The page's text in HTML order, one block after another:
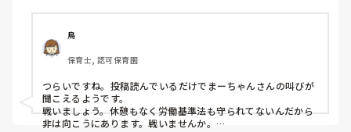
離れる、部屋から離れる時間が少しでも欲しい…。年明ける
前はできた。それがなくなって雑用は溜まる、子ども達と丁
寧に関わりたいのにできない。イライラする、子ども達にイ
ライラする自分が嫌になる。こんな気持ちで仕事したくな
い…疲れた…。なんで私にはフォローもサポートもしてくれ
ないんだろう…。どのクラスにもフォローしてもらえるのに
なんでなんだろう…それにインフルで休んだのに小言をもら
った…。ひとり担任だからかな…しんどくて休むことも許さ
鳥
保育士, 認可保育園
つらいですね。投稿読んでいるだけでまーちゃんさんの叫びが
聞こえるようです。
戦いましょう。休憩もなく労働基準法も守られてないんだから
非は向こうにあります。戦いませんか。